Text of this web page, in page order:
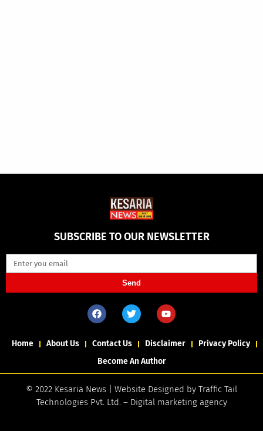
SUBSCRIBE TO OUR NEWSLETTER
Send
Home About Us Contact Us Disclaimer
Privacy Policy
Become An Author
© 2022 Kesaria News | Website Designed by Traffic Tail
Technologies Pvt. Ltd.– Digital marketing agency